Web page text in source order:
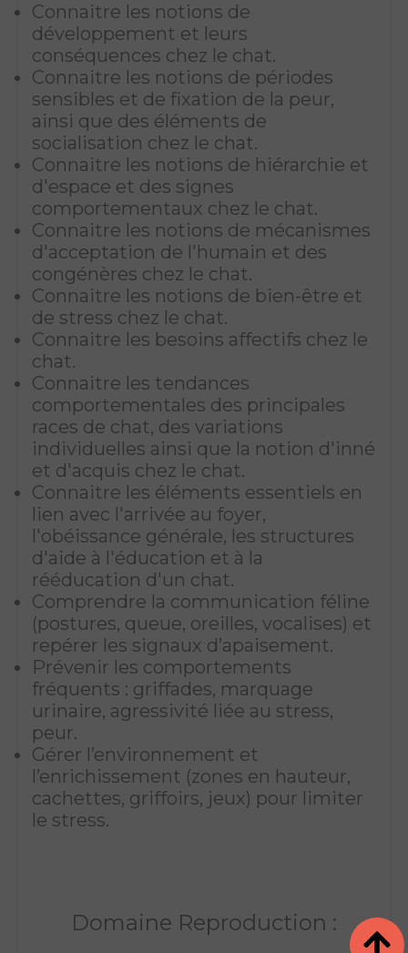
Connaitre les notions de
développement et leurs
conséquences chez le chat.
Connaitre les notions de périodes
sensibles et de fixation de la peur,
ainsi que des éléments de
socialisation chez le chat.
Connaitre les notions de hiérarchie et
d'espace et des signes
comportementaux chez le chat.
Connaitre les notions de mécanismes
d'acceptation de l'humain et des
congénères chez le chat.
Connaitre les notions de bien-être et
de stress chez le chat.
Connaitre les besoins affectifs chez le
chat.
Connaitre les tendances
comportementales des principales
races de chat, des variations
individuelles ainsi que la notion d'inné
et d'acquis chez le chat.
Connaitre les éléments essentiels en
lien avec l'arrivée au foyer,
l'obéissance générale, les structures
d'aide à l'éducation et à la
rééducation d'un chat.
Comprendre la communication féline
(postures, queue, oreilles, vocalises) et
repérer les signaux d’apaisement.
Prévenir les comportements
fréquents : griffades, marquage
urinaire, agressivité liée au stress,
peur.
Gérer l’environnement et
l’enrichissement (zones en hauteur,
cachettes, griffoirs, jeux) pour limiter
le stress.
Domaine Reproduction :